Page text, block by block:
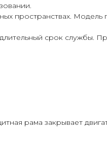
пространствах. Модель
срок службы.
рама закрывает